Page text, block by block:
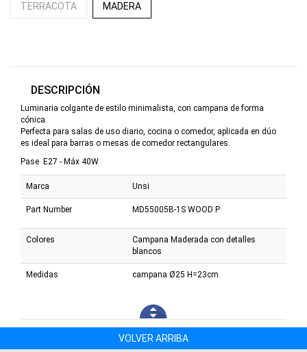
TERRACOTA MADERA
DESCRIPCIÓN
Luminaria colgante de estilo minimalista, con campana de forma
cónica.
Perfecta para salas de uso diario, cocina o comedor, aplicada en dúo
es ideal para barras o mesas de comedor rectangulares.
Pase E27 - Máx 40W
Marca Unsi
Part Number MD55005B-1S WOOD P
Colores
Campana Maderada con detalles
blancos
Medidas campana Ø25 H=23cm
VOLVER ARRIBA